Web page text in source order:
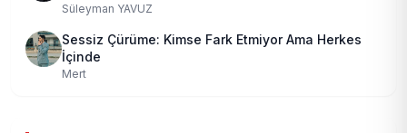
Süleyman YAVUZ
Sessiz Çürüme: Kimse Fark Etmiyor Ama Herkes
İçinde
Mert